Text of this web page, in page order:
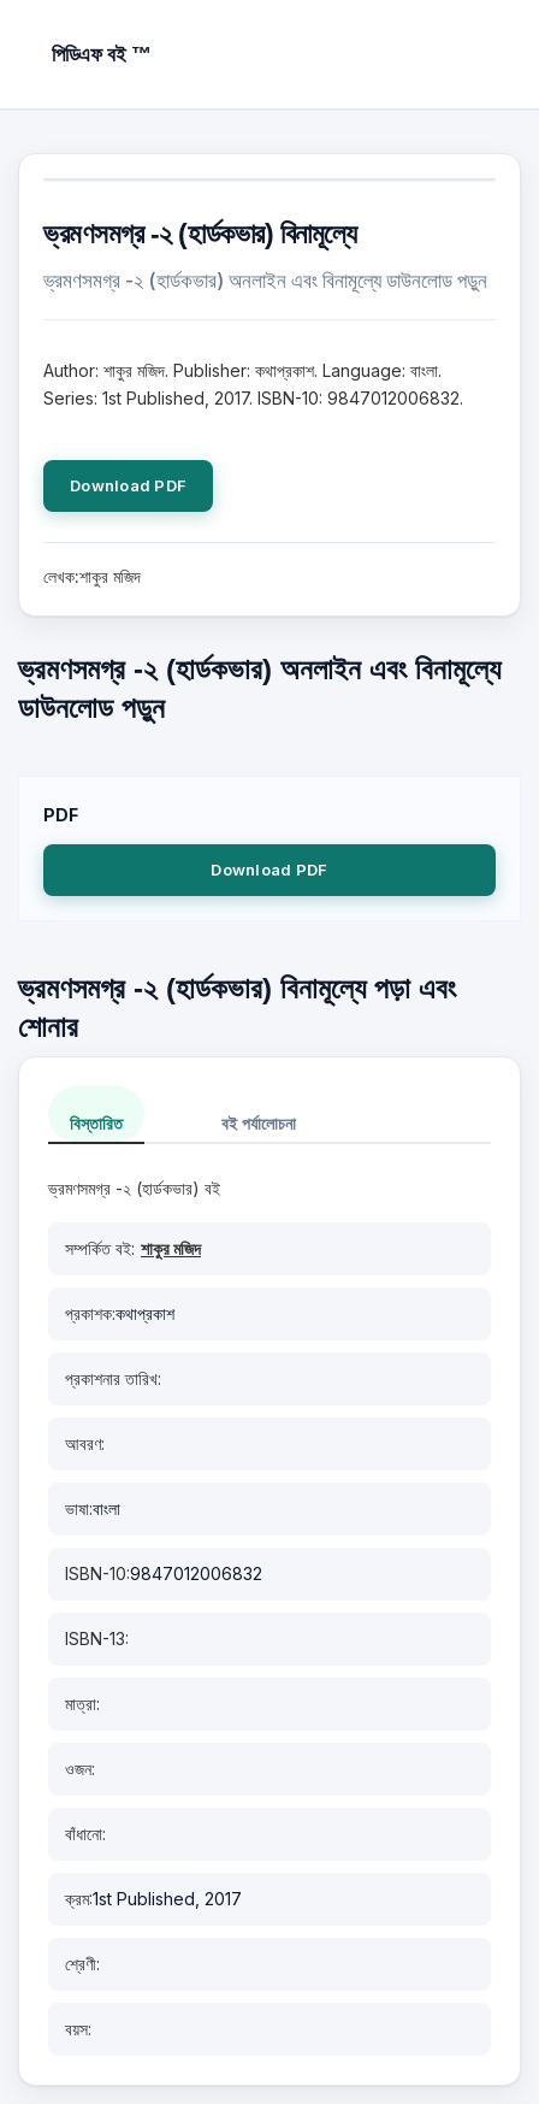
পিডিএফ বই ™
ভ্রমণসমগ্র -২ (হার্ডকভার) বিনামূল্যে
ভ্রমণসমগ্র -২ (হার্ডকভার) অনলাইন এবং বিনামূল্যে ডাউনলোড পড়ুন
Author: শাকুর মজিদ. Publisher: কথাপ্রকাশ. Language: বাংলা.
Series: 1st Published, 2017. ISBN-10: 9847012006832.
Download PDF
লেখক:শাকুর মজিদ
ভ্রমণসমগ্র -২ (হার্ডকভার) অনলাইন এবং বিনামূল্যে
ডাউনলোড পড়ুন
PDF
Download PDF
ভ্রমণসমগ্র -২ (হার্ডকভার) বিনামূল্যে পড়া এবং
শোনার
বিস্তারিত বই পর্যালোচনা
ভ্রমণসমগ্র -২ (হার্ডকভার) বই
সম্পর্কিত বই: শাকুর মজিদ
প্রকাশক:কথাপ্রকাশ
প্রকাশনার তারিখ:
আবরণ:
ভাষা:বাংলা
ISBN-10:9847012006832
ISBN-13:
মাত্রা:
ওজন:
বাঁধানো:
ক্রম:1st Published, 2017
শ্রেণী:
বয়স: